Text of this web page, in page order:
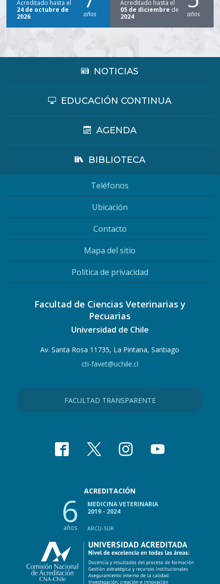
años
Acreditado hasta el
24 de octubre de
2026
años
Acreditado hasta el
05 de diciembre de
2024
NOTICIAS
EDUCACIÓN CONTINUA
AGENDA
BIBLIOTECA
Teléfonos
Ubicación
Contacto
Mapa del sitio
Política de privacidad
Facultad de Ciencias Veterinarias y
Pecuarias
Universidad de Chile
Av. Santa Rosa 11735, La Pintana, Santiago
cti-favet@uchile.cl
FACULTAD TRANSPARENTE
ACREDITACIÓN
6
años
MEDICINA VETERINARIA
2019 - 2024
ARCU-SUR